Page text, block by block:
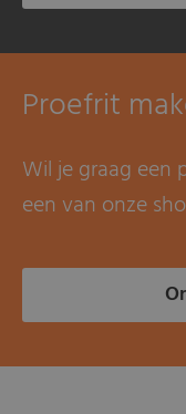
Proefrit
Wil je graag een
een van onze